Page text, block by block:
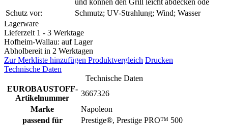
Schutz vor:
Schmutz; UV-Strahlung; Wind; Wasser
Lagerware
Lieferzeit 1 - 3 Werktage
Hofheim-Wallau: auf Lager
Abholbereit in 2 Werktagen
Zur Merkliste hinzufügen Produktvergleich Drucken
Technische Daten
Technische Daten
EUROBAUSTOFF-
Artikelnummer
3667326
Marke
Napoleon
passend für
Prestige®, Prestige PRO™ 500